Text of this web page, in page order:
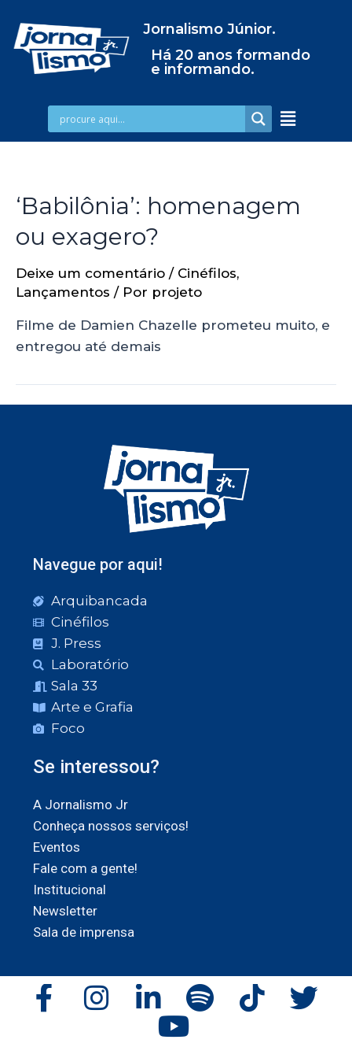
Jornalismo Júnior.
Há 20 anos formando
e informando.
‘Babilônia’: homenagem
ou exagero?
Deixe um comentário / Cinéfilos,
Lançamentos / Por projeto
Filme de Damien Chazelle prometeu muito, e
entregou até demais
Navegue por aqui!
Arquibancada
Cinéfilos
J. Press
Laboratório
Sala 33
Arte e Grafia
Foco
Se interessou?
A Jornalismo Jr
Conheça nossos serviços!
Eventos
Fale com a gente!
Institucional
Newsletter
Sala de imprensa